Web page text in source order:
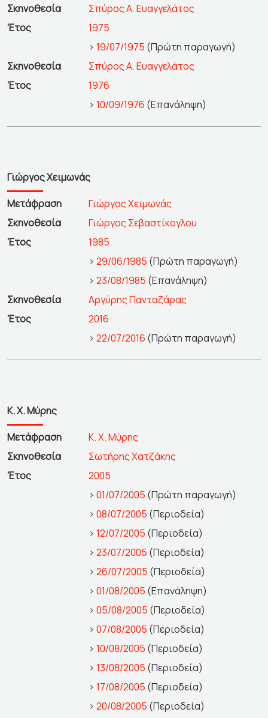
Σκηνοθεσία
Σπύρος Α. Ευαγγελάτος
Έτος
1975
> 19/07/1975 (Πρώτη παραγωγή)
Σκηνοθεσία
Σπύρος Α. Ευαγγελάτος
Έτος
1976
> 10/09/1976 (Επανάληψη)
Γιώργος Χειμωνάς
Μετάφραση
Γιώργος Χειμωνάς
Σκηνοθεσία
Γιώργος Σεβαστίκογλου
Έτος
1985
> 29/06/1985 (Πρώτη παραγωγή)
> 23/08/1985 (Επανάληψη)
Σκηνοθεσία
Αργύρης Πανταζάρας
Έτος
2016
> 22/07/2016 (Πρώτη παραγωγή)
Κ. Χ. Μύρης
Μετάφραση
Κ. Χ. Μύρης
Σκηνοθεσία
Σωτήρης Χατζάκης
Έτος
2005
> 01/07/2005 (Πρώτη παραγωγή)
> 08/07/2005 (Περιοδεία)
> 12/07/2005 (Περιοδεία)
> 23/07/2005 (Περιοδεία)
> 26/07/2005 (Περιοδεία)
> 01/08/2005 (Επανάληψη)
> 05/08/2005 (Περιοδεία)
> 07/08/2005 (Περιοδεία)
> 10/08/2005 (Περιοδεία)
> 13/08/2005 (Περιοδεία)
> 17/08/2005 (Περιοδεία)
> 20/08/2005 (Περιοδεία)